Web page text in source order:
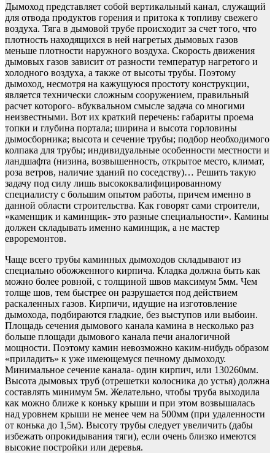
Дымоход представляет собой вертикальный канал, служащий
для отвода продуктов горения и притока к топливу свежего
воздуха. Тяга в дымовой трубе происходит за счет того, что
плотность находящихся в ней нагретых дымовых газов
меньше плотности наружного воздуха. Скорость движения
дымовых газов зависит от разности температур нагретого и
холодного воздуха, а также от высоты трубы. Поэтому
дымоход, несмотря на кажущуюся простоту конструкции,
является технически сложным сооружением, правильный
расчет которого- вбуквальном смысле задача со многими
неизвестными. Вот их краткий перечень: габариты проема
топки и глубина портала; ширина и высота горловины
дымосборника; высота и сечение трубы; подбор необходимого
колпака для трубы; индивидуальные особенности местности и
ландшафта (низина, возвышенность, открытое место, климат,
роза ветров, наличие зданий по соседству)… Решить такую
задачу под силу лишь высококвалифицированному
специалисту с большим опытом работы, причем именно в
данной области строительства. Как говорят сами строители,
«каменщик и каминщик- это разные специальности». Камины
должен складывать именно каминщик, а не мастер
евроремонтов.
Чаще всего трубы каминных дымоходов складывают из
специально обожженного кирпича. Кладка должна быть как
можно более ровной, с толщиной швов максимум 5мм. Чем
толще шов, тем быстрее он разрушается под действием
раскаленных газов. Кирпичи, идущие на изготовление
дымохода, подбираются гладкие, без выступов или выбоин.
Площадь сечения дымового канала камина в несколько раз
больше площади дымового канала печи аналогичной
мощности. Поэтому камин невозможно каким-нибудь образом
«приладить» к уже имеющемуся печному дымоходу.
Минимальное сечение канала- один кирпич, или 130260мм.
Высота дымовых труб (отрешетки колосника до устья) должна
составлять минимум 5м. Желательно, чтобы труба выходила
как можно ближе к коньку крыши и при этом возвышалась
над уровнем крыши не менее чем на 500мм (при удаленности
от конька до 1,5м). Высоту трубы следует увеличить (дабы
избежать опрокидывания тяги), если очень близко имеются
высокие постройки или деревья.